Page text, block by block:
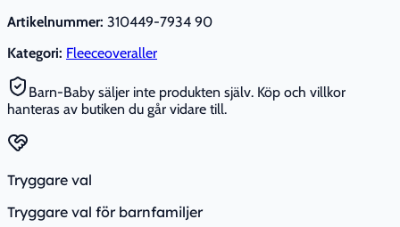
Artikelnummer: 310449-7934 90
Kategori: Fleeceoveraller
Barn-Baby säljer inte produkten själv. Köp och villkor
hanteras av butiken du går vidare till.
Tryggare val
Tryggare val för barnfamiljer